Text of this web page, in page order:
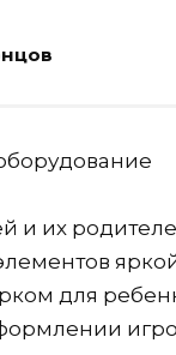
и их
для